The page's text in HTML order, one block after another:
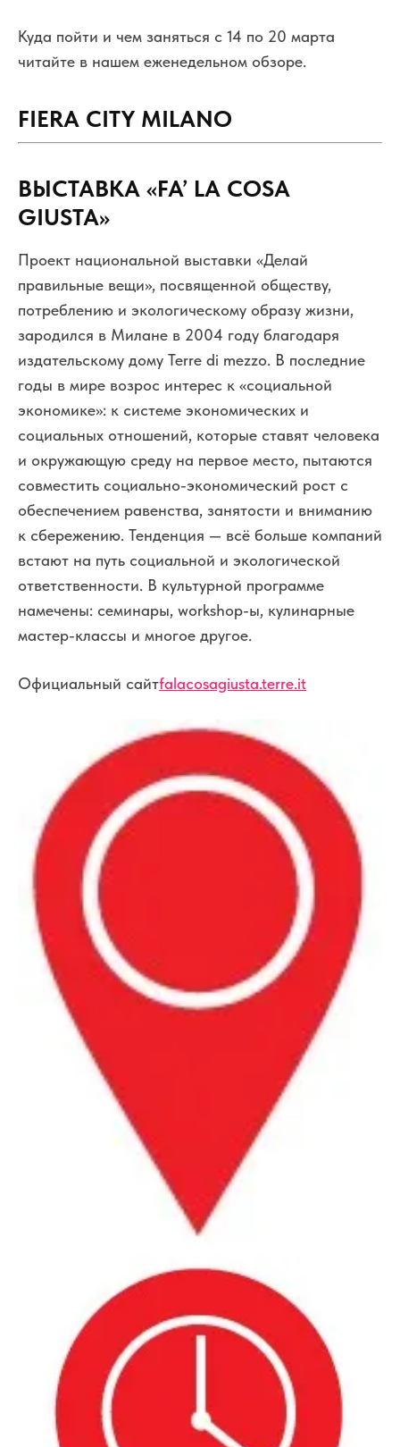
Куда пойти и чем заняться с 14 по 20 марта
читайте в нашем еженедельном обзоре.
FIERA CITY MILANO
ВЫСТАВКА «FA’ LA COSA
GIUSTA»
Проект национальной выставки «Делай
правильные вещи», посвященной обществу,
потреблению и экологическому образу жизни,
зародился в Милане в 2004 году благодаря
издательскому дому Terre di mezzo. В последние
годы в мире возрос интерес к «социальной
экономике»: к системе экономических и
социальных отношений, которые ставят человека
и окружающую среду на первое место, пытаются
совместить социально-экономический рост с
обеспечением равенства, занятости и вниманию
к сбережению. Тенденция — всё больше компаний
встают на путь социальной и экологической
ответственности. В культурной программе
намечены: семинары, workshop-ы, кулинарные
мастер-классы и многое другое.
Официальный сайтfalacosagiusta.terre.it